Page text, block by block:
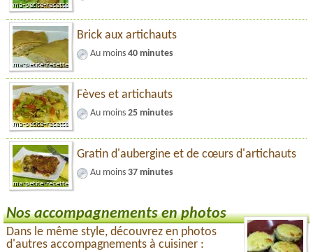
Brick aux artichauts
Au moins 40 minutes
Fèves et artichauts
Au moins 25 minutes
Gratin d'aubergine et de cœurs d'artichauts
Au moins 37 minutes
Nos accompagnements en photos
Dans le même style, découvrez en photos
d'autres accompagnements à cuisiner :